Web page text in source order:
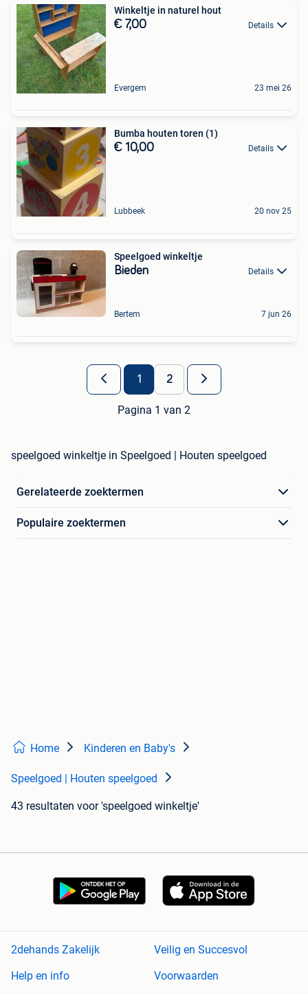
Winkeltje in naturel hout
€ 7,00 Details
Evergem 23 mei 26
Bumba houten toren (1)
€ 10,00 Details
Lubbeek 20 nov 25
Speelgoed winkeltje
Bieden Details
Bertem 7 jun 26
1 2
Pagina 1 van 2
speelgoed winkeltje in Speelgoed | Houten speelgoed
Gerelateerde zoektermen
Populaire zoektermen
Home Kinderen en Baby's
Speelgoed | Houten speelgoed
43 resultaten voor 'speelgoed winkeltje'
2dehands Zakelijk
Veilig en Succesvol
Help en info
Voorwaarden